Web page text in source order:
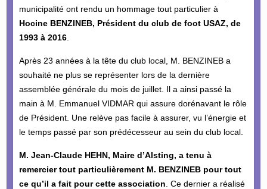
municipalité ont rendu un hommage tout particulier à
Hocine BENZINEB, Président du club de foot USAZ, de
1993 à 2016.
Après 23 années à la tête du club local, M. BENZINEB a
souhaité ne plus se représenter lors de la dernière
assemblée générale du mois de juillet. Il a ainsi passé la
main à M. Emmanuel VIDMAR qui assure dorénavant le rôle
de Président. Une relève pas facile à assurer, vu l’énergie et
le temps passé par son prédécesseur au sein du club local.
M. Jean-Claude HEHN, Maire d’Alsting, a tenu à
remercier tout particulièrement M. BENZINEB pour tout
ce qu’il a fait pour cette association . Ce dernier a réalisé